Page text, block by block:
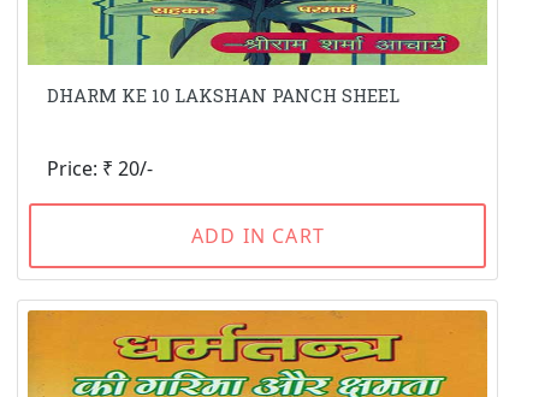
DHARM KE 10 LAKSHAN PANCH SHEEL
Price: ₹ 20/-
ADD IN CART